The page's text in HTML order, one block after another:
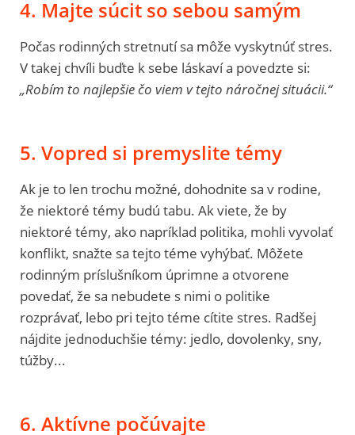
4. Majte súcit so sebou samým
Počas rodinných stretnutí sa môže vyskytnúť stres.
V takej chvíli buďte k sebe láskaví a povedzte si:
„Robím to najlepšie čo viem v tejto náročnej situácii.“
5. Vopred si premyslite témy
Ak je to len trochu možné, dohodnite sa v rodine,
že niektoré témy budú tabu. Ak viete, že by
niektoré témy, ako napríklad politika, mohli vyvolať
konflikt, snažte sa tejto téme vyhýbať. Môžete
rodinným príslušníkom úprimne a otvorene
povedať, že sa nebudete s nimi o politike
rozprávať, lebo pri tejto téme cítite stres. Radšej
nájdite jednoduchšie témy: jedlo, dovolenky, sny,
túžby...
6. Aktívne počúvajte